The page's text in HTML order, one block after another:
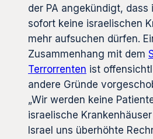
der PA angekündigt, dass
sofort keine israelischen
mehr aufsuchen dürfen.
Zusammenhang mit dem
Terrorrenten ist
andere Gründe
„Wir werden keine
israelische
Israel uns überhöhte